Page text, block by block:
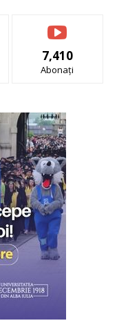
7,410
Abonați